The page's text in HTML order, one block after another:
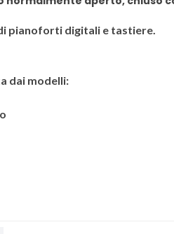
pianoforti digitali e tastiere.
dai modelli: